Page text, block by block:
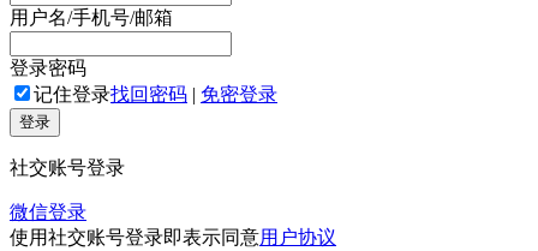
用户名/手机号/邮箱
登录密码
记住登录找回密码 | 免密登录
登录
社交账号登录
微信登录
使用社交账号登录即表示同意用户协议